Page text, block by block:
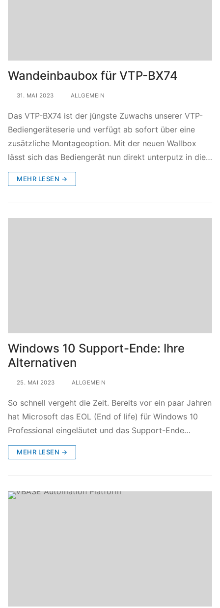
Wandeinbaubox für VTP-BX74
31. MAI 2023 ALLGEMEIN
Das VTP-BX74 ist der jüngste Zuwachs unserer VTP-
Bediengeräteserie und verfügt ab sofort über eine
zusätzliche Montageoption. Mit der neuen Wallbox
lässt sich das Bediengerät nun direkt unterputz in die…
MEHR LESEN →
Windows 10 Support-Ende: Ihre
Alternativen
25. MAI 2023 ALLGEMEIN
So schnell vergeht die Zeit. Bereits vor ein paar Jahren
hat Microsoft das EOL (End of life) für Windows 10
Professional eingeläutet und das Support-Ende…
MEHR LESEN →